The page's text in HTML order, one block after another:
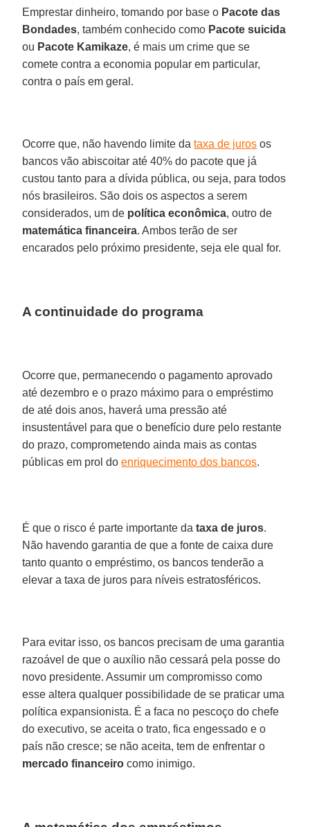
​Emprestar dinheiro, tomando por base o Pacote das
Bondades, também conhecido como Pacote suicida
ou Pacote Kamikaze, é mais um crime que se
comete contra a economia popular em particular,
contra o país em geral.
Ocorre que, não havendo limite dataxa de juros os
bancos vão abiscoitar até 40% do pacote que já
custou tanto para a dívida pública, ou seja, para todos
nós brasileiros. São dois os aspectos a serem
considerados, um de política econômica, outro de
matemática financeira. Ambos terão de ser
encarados pelo próximo presidente, seja ele qual for.
A continuidade do programa
​Ocorre que, permanecendo o pagamento aprovado
até dezembro e o prazo máximo para o empréstimo
de até dois anos, haverá uma pressão até
insustentável para que o benefício dure pelo restante
do prazo, comprometendo ainda mais as contas
públicas em prol doenriquecimento dos bancos.
É que o risco é parte importante dataxa de juros.
Não havendo garantia de que a fonte de caixa dure
tanto quanto o empréstimo, os bancos tenderão a
elevar a taxa de juros para níveis estratosféricos.
Para evitar isso, os bancos precisam de uma garantia
razoável de que o auxílio não cessará pela posse do
novo presidente. Assumir um compromisso como
esse altera qualquer possibilidade de se praticar uma
política expansionista. É a faca no pescoço do chefe
do executivo, se aceita o trato, fica engessado e o
país não cresce; se não aceita, tem de enfrentar o
mercado financeiro como inimigo.